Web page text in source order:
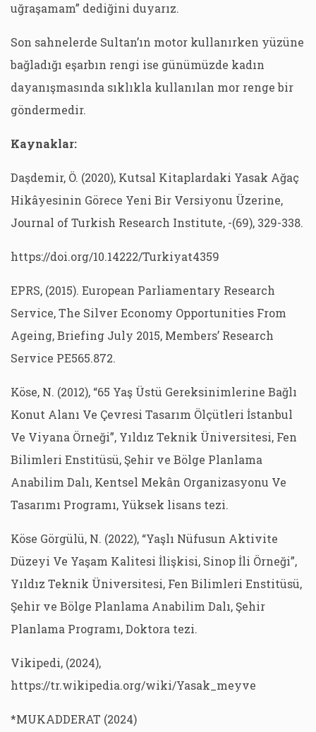
uğraşamam” dediğini duyarız.
Son sahnelerde Sultan’ın motor kullanırken yüzüne
bağladığı eşarbın rengi ise günümüzde kadın
dayanışmasında sıklıkla kullanılan mor renge bir
göndermedir.
Kaynaklar:
Daşdemir, Ö. (2020), Kutsal Kitaplardaki Yasak Ağaç
Hikâyesinin Görece Yeni Bir Versiyonu Üzerine,
Journal of Turkish Research Institute, -(69), 329-338.
https://doi.org/10.14222/Turkiyat4359
EPRS, (2015). European Parliamentary Research
Service, The Silver Economy Opportunities From
Ageing, Briefing July 2015, Members’ Research
Service PE565.872.
Köse, N. (2012), “65 Yaş Üstü Gereksinimlerine Bağlı
Konut Alanı Ve Çevresi Tasarım Ölçütleri İstanbul
Ve Viyana Örneği”, Yıldız Teknik Üniversitesi, Fen
Bilimleri Enstitüsü, Şehir ve Bölge Planlama
Anabilim Dalı, Kentsel Mekân Organizasyonu Ve
Tasarımı Programı, Yüksek lisans tezi.
Köse Görgülü, N. (2022), “Yaşlı Nüfusun Aktivite
Düzeyi Ve Yaşam Kalitesi İlişkisi, Sinop İli Örneği”,
Yıldız Teknik Üniversitesi, Fen Bilimleri Enstitüsü,
Şehir ve Bölge Planlama Anabilim Dalı, Şehir
Planlama Programı, Doktora tezi.
Vikipedi, (2024),
https://tr.wikipedia.org/wiki/Yasak_meyve
*MUKADDERAT (2024)